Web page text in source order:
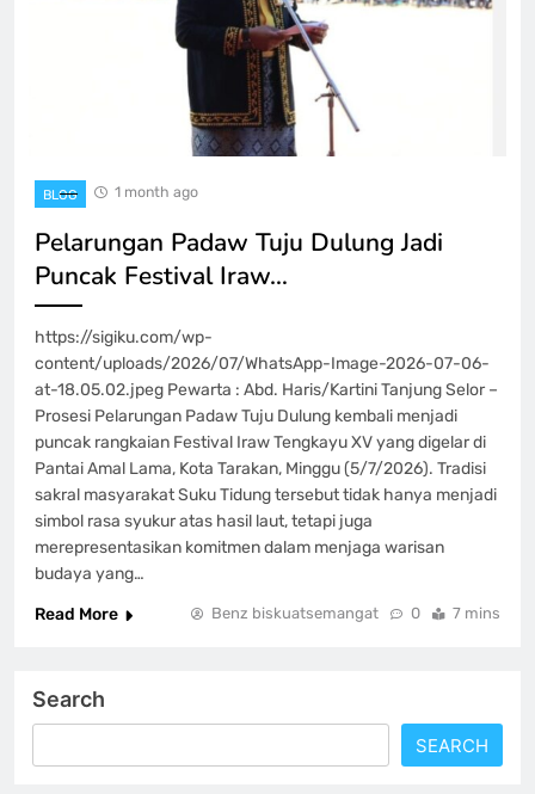
BLOG 1 month ago
Pelarungan Padaw Tuju Dulung Jadi
Puncak Festival Iraw…
https://sigiku.com/wp-
content/uploads/2026/07/WhatsApp-Image-2026-07-06-
at-18.05.02.jpeg Pewarta : Abd. Haris/Kartini Tanjung Selor –
Prosesi Pelarungan Padaw Tuju Dulung kembali menjadi
puncak rangkaian Festival Iraw Tengkayu XV yang digelar di
Pantai Amal Lama, Kota Tarakan, Minggu (5/7/2026). Tradisi
sakral masyarakat Suku Tidung tersebut tidak hanya menjadi
simbol rasa syukur atas hasil laut, tetapi juga
merepresentasikan komitmen dalam menjaga warisan
budaya yang…
Read More
Benz biskuatsemangat 0 7 mins
Search
SEARCH